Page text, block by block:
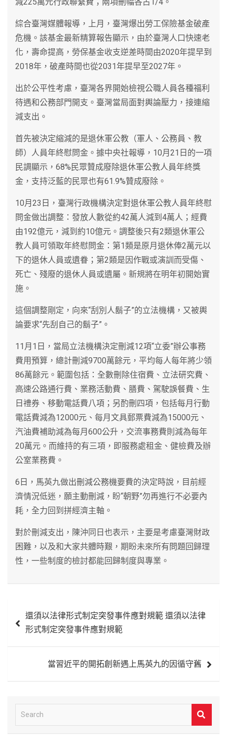
綜合臺灣媒體報導，上月，臺灣爆出勞工保險基金破產
危機。該基金最新精算報告顯示，由於臺灣人口快速老
化，壽命提高，勞保基金收支逆差時間由2020年提早到
2018年，破產時間也從2031年提早至2027年。
出於公平性考慮，臺灣各界開始檢視公職人員各種福利
待遇和公務部門開支。臺灣當局面對輿論壓力，接連縮
減支出。
首先被決定縮減的是退休軍公教（軍人、公務員、教
師）人員年終慰問金。據中央社報導，10月21日的一項
民調顯示，68%民眾贊成廢除退休軍公教人員年終獎
金，支持泛藍的民眾也有61.9%贊成廢除。
10月23日，臺灣行政機構決定對退休軍公教人員年終慰
問金做出調整：發放人數從約42萬人減到4萬人；經費
由192億元，減到約10億元。調整後只有2類退休軍公
教人員可領取年終慰問金：第1類是原月退休俸2萬元以
下的退休人員或遺眷；第2類是因作戰或演訓而受傷、
死亡、殘廢的退休人員或遺屬。新規將在明年初開始實
施。
這個調整剛定，向來“刮別人鬍子”的立法機構，又被輿
論要求“先刮自己的鬍子”。
11月1日，當局立法機構決定刪減12項“立委”辦公事務
費用預算，總計刪減9700萬餘元，平均每人每年將少領
86萬餘元。範圍包括：全數刪除住宿費、立法研究費、
高速公路通行費、業務活動費、膳費、駕駛誤餐費、生
日禮券、移動電話費八項；另酌刪四項，包括每月行動
電話費減為12000元、每月文具郵票費減為15000元、
汽油費補助減為每月600公升，交流事務費則減為每年
20萬元。而維持的有三項，即服務處租金、健檢費及辦
公室業務費。
6日，馬英九做出刪減公務機要費的決定時說，目前經
濟情況低迷，願主動刪減，盼“朝野”勿再進行不必要內
耗，全力回到拼經濟主軸。
對於刪減支出，陳沖同日也表示，主要是考慮臺灣財政
困難，以及和大家共體時艱，期盼未來所有問題回歸理
性，一些制度的檢討都能回歸制度與專業。
章 還須以法律形式制定突發事件應對規範 還須以法律
形式制定突發事件應對規範
當習近平的開拓創新遇上馬英九的因循守舊
e